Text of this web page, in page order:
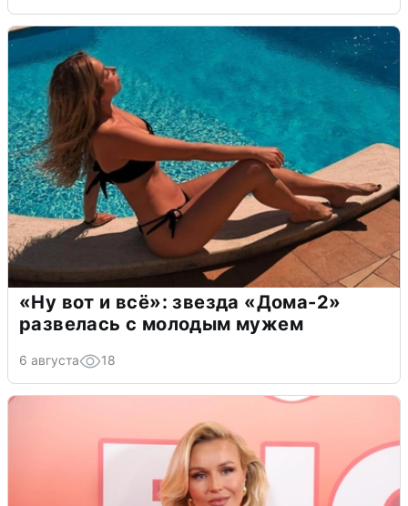
«Ну вот и всё»: звезда «Дома-2»
развелась с молодым мужем
6 августа 18